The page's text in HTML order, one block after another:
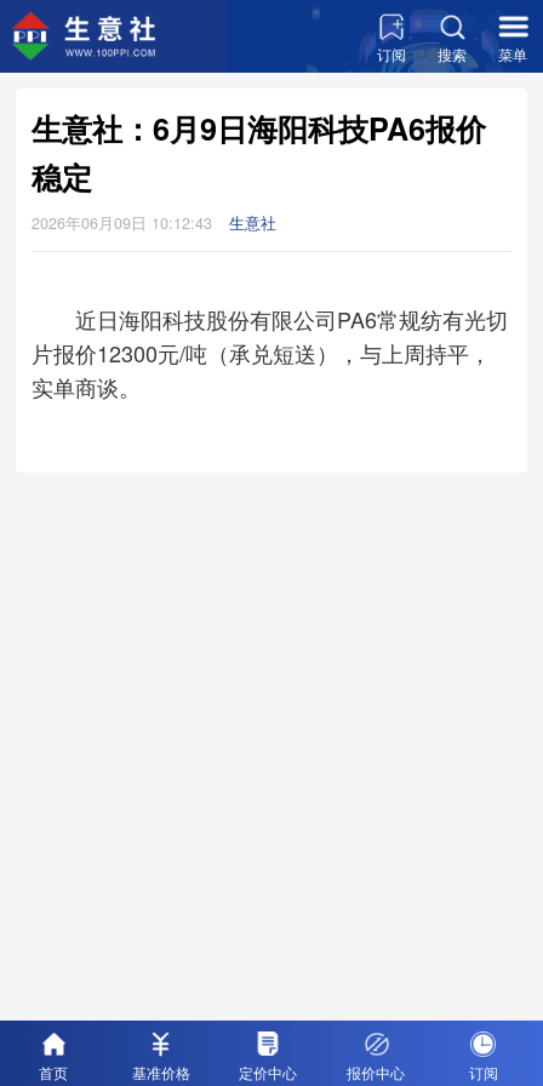
订阅 搜索 菜单
生意社：6月9日海阳科技PA6报价
稳定
2026年06月09日 10:12:43 生意社
近日海阳科技股份有限公司PA6常规纺有光切
片报价12300元/吨（承兑短送），与上周持平，
实单商谈。
首页 基准价格 定价中心 报价中心 订阅